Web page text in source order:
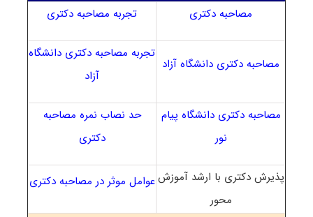
مصاحبه دکتری تجربه مصاحبه دکتری
مصاحبه دکتری دانشگاه آزاد
تجربه مصاحبه دکتری دانشگاه
آزاد
مصاحبه دکتری دانشگاه پیام
نور
حد نصاب نمره مصاحبه
دکتری
پذیرش دکتری با ارشد آموزش
محور
عوامل موثر در مصاحبه دکتری